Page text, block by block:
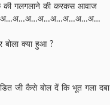
की गलगलाने की करकस आवाज
बोला क्या हुआ ?
जी कैसे बोल दें कि भूत गला दबा